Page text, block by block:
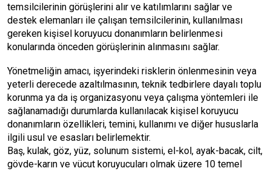
temsilcilerinin görüşlerini alır ve katılımlarını sağlar ve
destek elemanları ile çalışan temsilcilerinin, kullanılması
gereken kişisel koruyucu donanımların belirlenmesi
konularında önceden görüşlerinin alınmasını sağlar.
Yönetmeliğin amacı, işyerindeki risklerin önlenmesinin veya
yeterli derecede azaltılmasının, teknik tedbirlere dayalı toplu
korunma ya da iş organizasyonu veya çalışma yöntemleri ile
sağlanamadığı durumlarda kullanılacak kişisel koruyucu
donanımların özellikleri, temini, kullanımı ve diğer hususlarla
ilgili usul ve esasları belirlemektir.
Baş, kulak, göz, yüz, solunum sistemi, el-kol, ayak-bacak, cilt,
gövde-karın ve vücut koruyucuları olmak üzere 10 temel